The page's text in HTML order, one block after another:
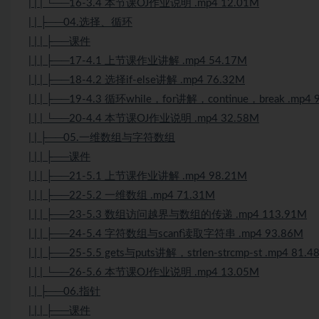
| | | └──16-3.4 本节课OJ作业说明 .mp4 12.01M
| | ├──04.选择、循环
| | | ├──课件
| | | ├──17-4.1 上节课作业讲解 .mp4 54.17M
| | | ├──18-4.2 选择if-else讲解 .mp4 76.32M
| | | ├──19-4.3 循环while，for讲解，continue，break .mp4
| | | └──20-4.4 本节课OJ作业说明 .mp4 32.58M
| | ├──05.一维数组与字符数组
| | | ├──课件
| | | ├──21-5.1 上节课作业讲解 .mp4 98.21M
| | | ├──22-5.2 一维数组 .mp4 71.31M
| | | ├──23-5.3 数组访问越界与数组的传递 .mp4 113.91M
| | | ├──24-5.4 字符数组与scanf读取字符串 .mp4 93.86M
| | | ├──25-5.5 gets与puts讲解，strlen-strcmp-st .mp4
| | | └──26-5.6 本节课OJ作业说明 .mp4 13.05M
| | ├──06.指针
| | | ├──课件